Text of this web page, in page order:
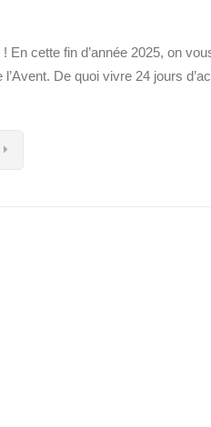
En cette fin d’année 2025, on
De quoi vivre 24 jours